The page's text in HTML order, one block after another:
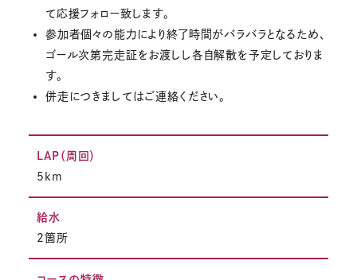
て応援フォロー致します。
参加者個々の能力により終了時間がバラバラとなるため、
ゴール次第完走証をお渡しし各自解散を予定しておりま
す。
併走につきましてはご連絡ください。
LAP（周回）
5km
給水
2箇所